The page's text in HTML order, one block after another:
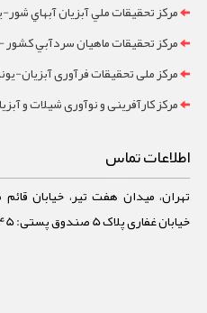
مرکز تحقيقات ملي آبزيان آبهاي
مرکز تحقيقات ماهيان سردآبي کشور
مرکز ملی تحقیقات فرآوری آبزیان-
مرکز کارآفرینی و نوآوری شیلات و
اطلاعات تماس
تهران، میدان هفت تیر، خیابان
خیابان غفاری پلاک 5 صندوق پستی: 15745-133 و کد پستی: 1588733111